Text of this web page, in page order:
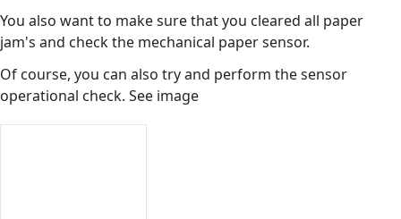
You also want to make sure that you cleared all paper
jam's and check the mechanical paper sensor.
Of course, you can also try and perform the sensor
operational check. See image